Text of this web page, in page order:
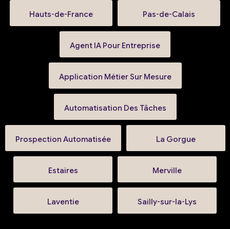
Hauts-de-France Pas-de-Calais
Agent IA Pour Entreprise
Application Métier Sur Mesure
Automatisation Des Tâches
Prospection Automatisée La Gorgue
Estaires Merville
Laventie Sailly-sur-la-Lys